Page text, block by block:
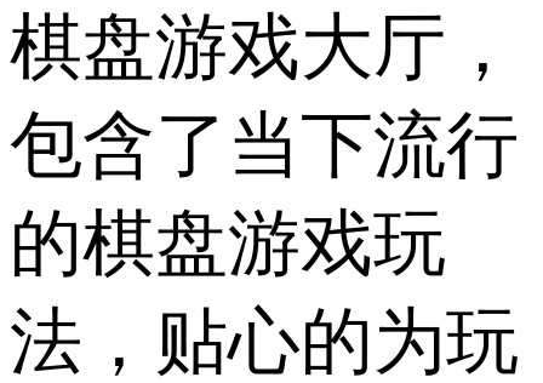
棋盘游戏大厅，
包含了当下流行
的棋盘游戏玩
法，贴心的为玩